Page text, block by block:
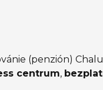
(penzión)
centrum,